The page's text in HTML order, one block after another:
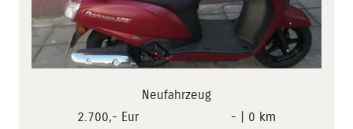
Neufahrzeug
2.700,- Eur
- | 0 km